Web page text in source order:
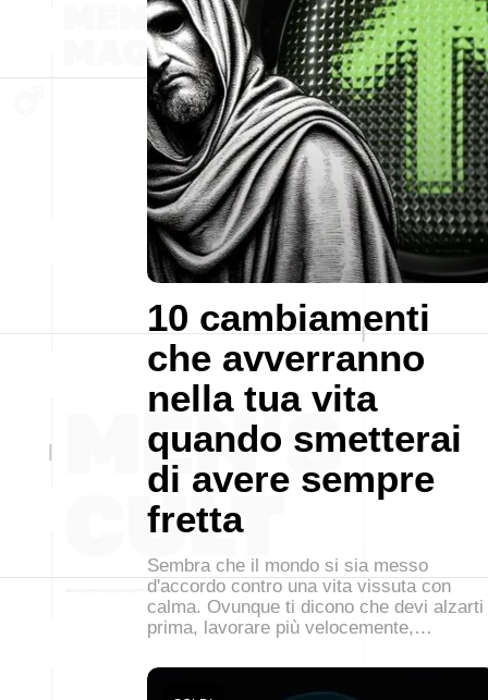
10 cambiamenti
che avverranno
nella tua vita
quando smetterai
di avere sempre
fretta
Sembra che il mondo si sia messo
d'accordo contro una vita vissuta con
calma. Ovunque ti dicono che devi alzarti
prima, lavorare più velocemente,…